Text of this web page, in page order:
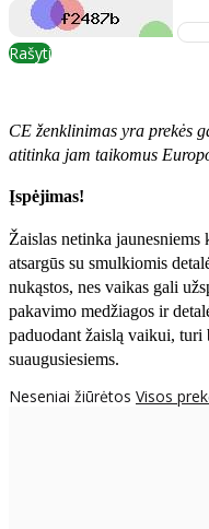
Rašyti
CE ženklinimas yra prekės
atitinka jam taikomus
Įspėjimas!
Žaislas netinka
atsargūs su smulkiomis
nukąstos, nes vaikas gali
pakavimo medžiagos ir
paduodant žaislą vaikui,
suaugusiesiems.
Neseniai žiūrėtos Visos